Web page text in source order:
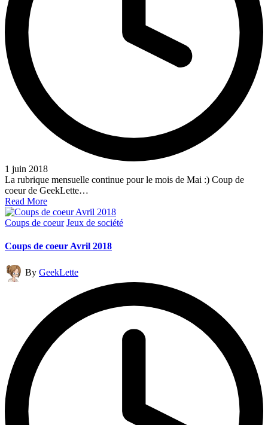
1 juin 2018
La rubrique mensuelle continue pour le mois de Mai :) Coup de
coeur de GeekLette…
Read More
Posted
Coups de coeur Jeux de société
Coups de coeur Avril 2018
Posted
by
By GeekLette